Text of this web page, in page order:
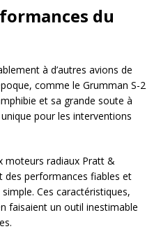
du
à d’autres avions de
comme le Grumman S-2
et sa grande soute à
pour les interventions
moteurs radiaux Pratt &
des performances fiables et
Ces caractéristiques,
faisaient un outil inestimable